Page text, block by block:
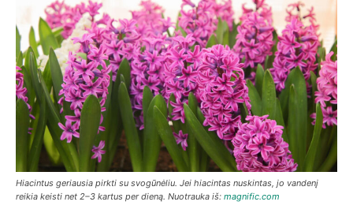
Hiacintus geriausia pirkti su svogūnėliu. Jei hiacintas nuskintas, jo vandenį
reikia keisti net 2–3 kartus per dieną. Nuotrauka iš: magnific.com